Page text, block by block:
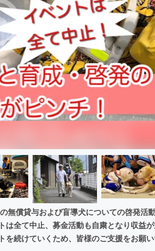
CAMPFIRE for Social Good
CAMPFIREふるさと納税machi-ya
無償貸与および盲導犬についての啓発活
は全て中止、募金活動も自粛となり収益
を続けていくため、皆様のご支援をお願